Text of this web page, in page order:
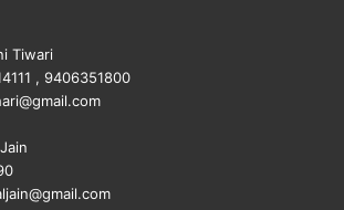
Tiwari
, 9406351800